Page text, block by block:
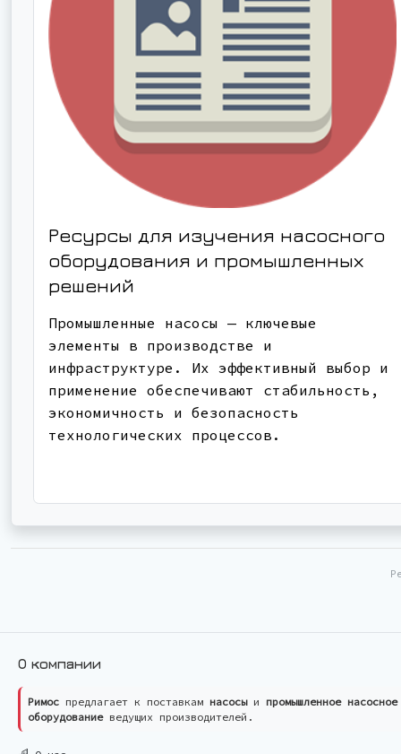
Ресурсы для изучения насосного
оборудования и промышленных
решений
Промышленные насосы — ключевые
элементы в производстве и
инфраструктуре. Их эффективный выбор и
применение обеспечивают стабильность,
экономичность и безопасность
технологических процессов.
О компании
Римос предлагает к поставкам насосыи промышленное насосное
оборудованиеведущих производителей.